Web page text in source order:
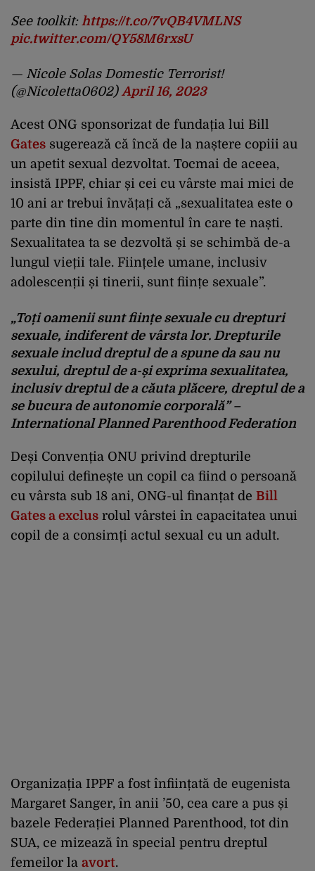
See toolkit: https://t.co/7vQB4VMLNS
pic.twitter.com/QY58M6rxsU
— Nicole Solas Domestic Terrorist!
(@Nicoletta0602) April 16, 2023
Acest ONG sponsorizat de fundația lui Bill
Gates sugerează că încă de la naștere copiii au
un apetit sexual dezvoltat. Tocmai de aceea,
insistă IPPF, chiar și cei cu vârste mai mici de
10 ani ar trebui învățați că „sexualitatea este o
parte din tine din momentul în care te naști.
Sexualitatea ta se dezvoltă și se schimbă de-a
lungul vieții tale. Ființele umane, inclusiv
adolescenții și tinerii, sunt ființe sexuale”.
„Toți oamenii sunt ființe sexuale cu drepturi
sexuale, indiferent de vârsta lor. Drepturile
sexuale includ dreptul de a spune da sau nu
sexului, dreptul de a-și exprima sexualitatea,
inclusiv dreptul de a căuta plăcere, dreptul de a
se bucura de autonomie corporală” –
International Planned Parenthood Federation
Deși Convenția ONU privind drepturile
copilului definește un copil ca fiind o persoană
cu vârsta sub 18 ani, ONG-ul finanțat de Bill
Gates a exclus rolul vârstei în capacitatea unui
copil de a consimți actul sexual cu un adult.
Organizația IPPF a fost înființată de eugenista
Margaret Sanger, în anii ’50, cea care a pus și
bazele Federației Planned Parenthood, tot din
SUA, ce mizează în special pentru dreptul
femeilor la avort.